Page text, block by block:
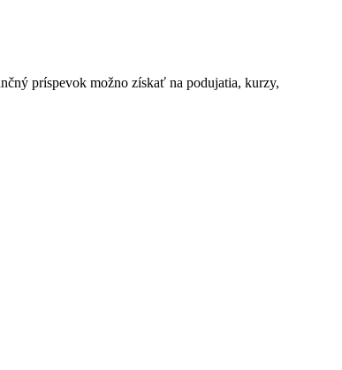
príspevok možno získať na podujatia, kurzy,